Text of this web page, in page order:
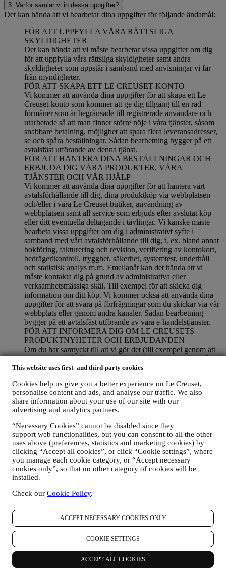
This website uses first- and third-party cookies
Cookies help us give you a better experience on Le Creuset,
personalise content and ads, and analyse our traffic. We also
share information about your use of our site with our
advertising and analytics partners.
“Necessary Cookies” cannot be disabled since they
support web functionalities, but you can consent to all the other
uses above (preferences, statistics and marketing cookies) by
clicking “Accept all cookies”, or click “Cookie settings”, where
you manage each cookie category, or “Accept necessary
cookies only”, so that no other category of cookies will be
installed.
Check our Cookie Policy.
ACCEPT NECESSARY COOKIES ONLY
COOKIE SETTINGS
ACCEPT ALL COOKIES
3. Varför samlar vi in dessa uppgifter?
Det kan hända att vi bearbetar dina uppgifter för följande ändamål:
FÖR ATT UPPFYLLA VÅRA RÄTTSLIGA
SKYLDIGHETER
Det kan hända att vi måste bearbetar vissa uppgifter om dig
för att uppfylla våra rättsliga skyldigheter samt andra
skyldigheter som uppstår i samband med anvisningar vi får
från myndigheter.
FÖR ATT SKAPA ETT LE CREUSET-KONTO
Vi kommer att använda dina uppgifter för att skapa ett Le
Creuset-konto som kommer att ge dig tillgång till en rad
förmåner som är begränsade till registrerade användare och
utarbetade så att man finner större nöje i våra tjänster, såsom
snabbare betalning, möjlighet att spara flera leveransadresser,
se och spåra beställningar. Sådan bearbetning bygger på ett
avtalsfäst utförande av denna tjänst.
FÖR ATT HANTERA DINA BESTÄLLNINGAR OCH
ERBJUDA DIG VÅRA PRODUKTER, VÅRA
TJÄNSTER OCH VÅR HJÄLP
Vi kommer att använda dina uppgifter för att hantera vårt
avtalsförhållande till dig, dina produktköp via webbplatsen
och/eller i våra Le Creuset butiker, användning av
webbplatsen samt all service som erbjuds efter avslutat köp
eller ditt eventuella deltagande i tävlingar. Vi kanske måste
bearbeta vissa uppgifter om dig i administrativt syfte i
samband med vårt avtalsförhållande till dig, t. ex. bland annat
bokföring, fakturering och revision, verifiering av kontokort,
bedrägerikontroll, trygghet, säkerhet, systemtest, underhåll
och statistisk analys m.m. Emellanåt kan det hända att vi
måste kontakta dig på grund av administrativa eller
verksamhetsmässiga skäl. Till exempel för att skicka dig
information om ditt köp. Vi kommer också att använda dina
uppgifter för att svara på förfrågningar som du skickar via vår
webbplats eller genom andra kanaler. Sådan bearbetning
bygger på ett avtalsfäst utförande av våra e-handelstjänster.
FÖR ATT INFORMERA DIG OM LE CREUSETS
PRODUKTNYHETER OCH ERBJUDANDEN
Om du har samtyckt till att vi gör det (till exempel genom att
prenumerera på vårt nyhetsbrev när du skapar ett konto på
webbplatsen), skickar vi dig marknadsföringskommunikation
marknadsförs av dess dotterbolag och lokala anslutna företag
och samarbetspartner utifrån dina preferenser. Vi kommer att
kontakta dig via e-post, SMS eller sociala medier men även
med hjälp av automatiserade medel. Sådan kommunikation
kommer att beröra Le Creuset-produkter, nya
butiksöppningar, exklusiva evenemang, tävlingar,
undersökningar, demonstrationer organiserade av Le Creuset
eller specialerbjudanden som vi tror du gillar. Denna
kommunikation kan väljas ut eller anpassas efter dig baserat
på de uppgifter vi har om dig som exempelvis din plats eller
köphistorik eller vilka av våra produkter du föredrar. Vi
förståelse för dina intressen. Detta gör vår kommunikation
kommer inte att ha några andra effekter. Vi samlar också in
statistik om e-postöppning och klick med hjälp av branschens
standardtekniker för att kunna övervaka våra nyhetsbrev.
Denna behandling baseras på ditt samtycke till att få personlig
marknadsföringskommunikation från oss. Valet kan göras på
de punkter där personlig information samlas in genom att välja
lämplig kryssruta. Avanmälan: Du kan närsomhelst avstå från